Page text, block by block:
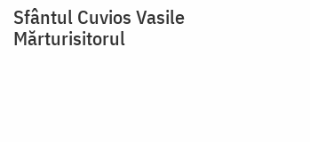
Sfântul Cuvios Vasile
Mărturisitorul